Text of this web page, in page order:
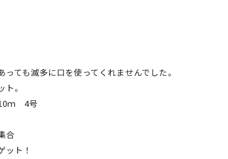
ても滅多に口を使ってくれませんでした。
。
ｍ 4号
合
ット！